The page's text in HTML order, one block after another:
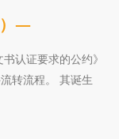
—
认证要求的公约》
转流程。 其诞生